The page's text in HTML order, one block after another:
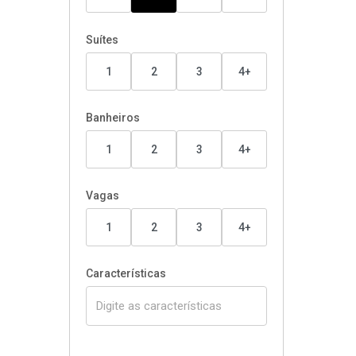
Suítes
1 2 3 4+
Banheiros
1 2 3 4+
Vagas
1 2 3 4+
Características